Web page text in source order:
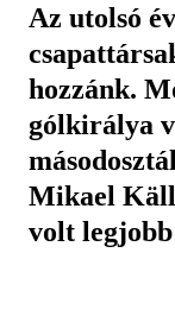
Az utolsó
hozzánk.
gólkirálya
Mikael
volt